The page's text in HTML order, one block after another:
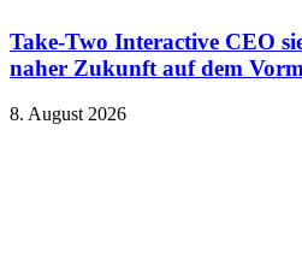
Take-Two Interactive CEO
naher Zukunft auf dem
8. August 2026